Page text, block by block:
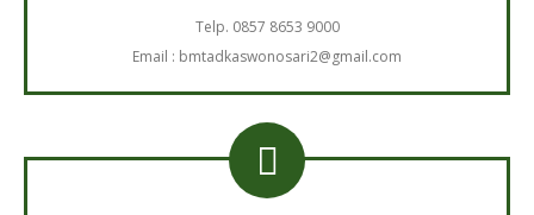
Telp. 0857 8653 9000
Email : bmtadkaswonosari2@gmail.com